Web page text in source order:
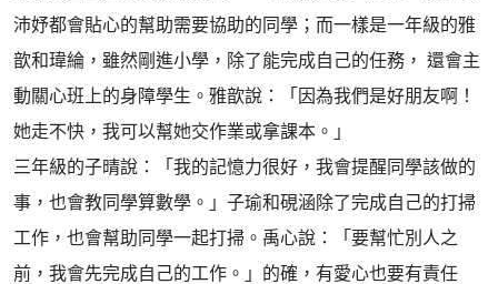
沛妤都會貼心的幫助需要協助的同學；而一樣是一年級的雅
歆和瑋綸，雖然剛進小學，除了能完成自己的任務， 還會主
動關心班上的身障學生。雅歆說：「因為我們是好朋友啊！
她走不快，我可以幫她交作業或拿課本。」
三年級的子晴說：「我的記憶力很好，我會提醒同學該做的
事，也會教同學算數學。」子瑜和硯涵除了完成自己的打掃
工作，也會幫助同學一起打掃。禹心說：「要幫忙別人之
前，我會先完成自己的工作。」的確，有愛心也要有責任